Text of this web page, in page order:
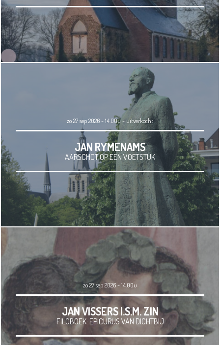
zo 27 sep 2026 - 14.00u- uitverkocht
JAN RYMENAMS
AARSCHOT OP EEN VOETSTUK
zo 27 sep 2026 - 14.00u
JAN VISSERS I.S.M. ZIN
FILOBOEK: EPICURUS VAN DICHTBIJ